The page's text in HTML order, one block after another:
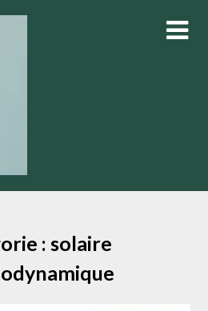
:solaire